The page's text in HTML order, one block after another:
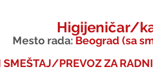
Higijeničar/
Mesto rada: Beograd (sa
PREVOZ ZA